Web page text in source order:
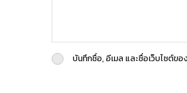
บันทึกชื่อ, อีเมล และชื่อเว็บไซต์ข